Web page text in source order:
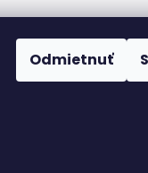
Odmietnuť